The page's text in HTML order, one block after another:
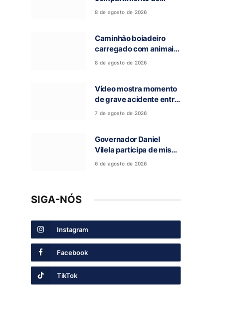
caminhão em chamas e
e Monte Alegre de Goiás
8 de agosto de 2026
Caminhão boiadeiro
carregado com animais
pega fogo na GO-118,
8 de agosto de 2026
Vídeo mostra momento
de grave acidente entre
ônibus e caminhão que
7 de agosto de 2026
Governador Daniel
Vilela participa de missa
e visita caverna durante
6 de agosto de 2026
SIGA-NÓS
Instagram
Facebook
TikTok